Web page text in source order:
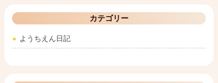
カテゴリー
ようちえん日記